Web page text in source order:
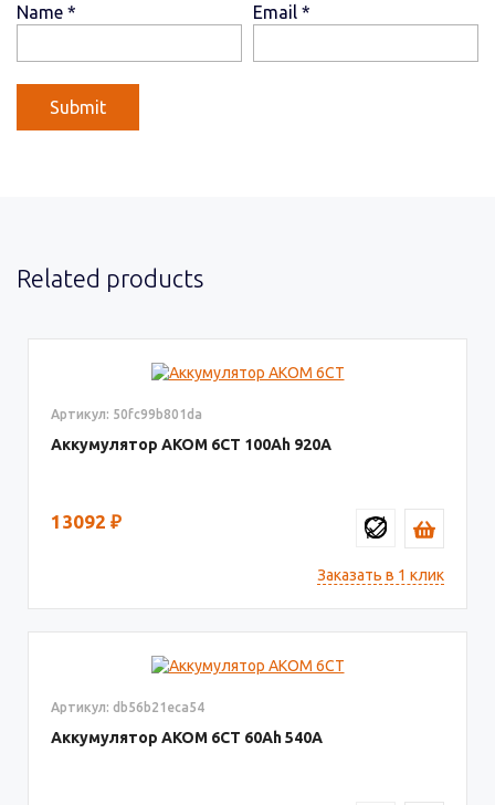
Name * Email *
Related products
Артикул: 50fc99b801da
Аккумулятор AKOM 6СТ 100 920
13092 ₽
Заказать в 1 клик
Артикул: db56b21eca54
Аккумулятор AКОМ 6СТ 60 540